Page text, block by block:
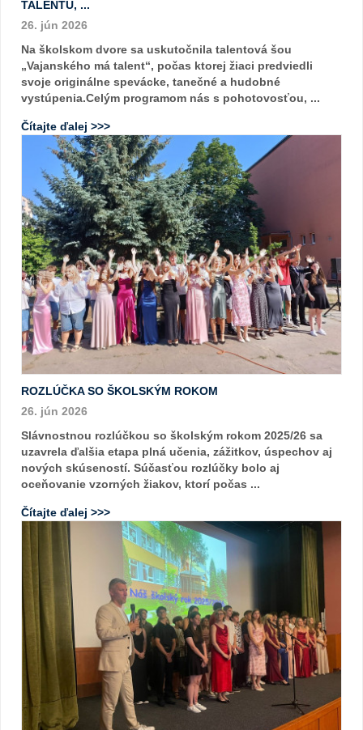
TALENTU, ...
26. jún 2026
Na školskom dvore sa uskutočnila talentová šou
„Vajanského má talent“, počas ktorej žiaci predviedli
svoje originálne spevácke, tanečné a hudobné
vystúpenia.Celým programom nás s pohotovosťou, ...
Čítajte ďalej >>>
ROZLÚČKA SO ŠKOLSKÝM ROKOM
26. jún 2026
Slávnostnou rozlúčkou so školským rokom 2025/26 sa
uzavrela ďalšia etapa plná učenia, zážitkov, úspechov aj
nových skúseností. Súčasťou rozlúčky bolo aj
oceňovanie vzorných žiakov, ktorí počas ...
Čítajte ďalej >>>